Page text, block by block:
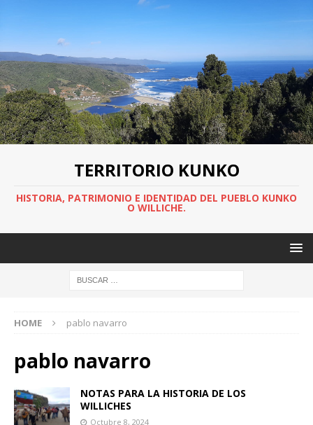
TERRITORIO KUNKO
HISTORIA, PATRIMONIO E IDENTIDAD DEL PUEBLO KUNKO
O WILLICHE.
HOME pablo navarro
pablo navarro
NOTAS PARA LA HISTORIA DE LOS
WILLICHES
Octubre 8, 2024